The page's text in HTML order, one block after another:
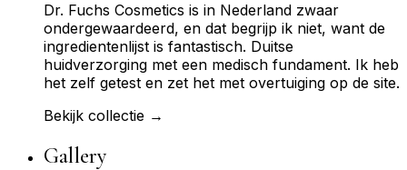
Dr. Fuchs Cosmetics is in Nederland zwaar
ondergewaardeerd, en dat begrijp ik niet, want de
ingredientenlijst is fantastisch. Duitse
huidverzorging met een medisch fundament. Ik heb
het zelf getest en zet het met overtuiging op de site.
Bekijk collectie →
Gallery